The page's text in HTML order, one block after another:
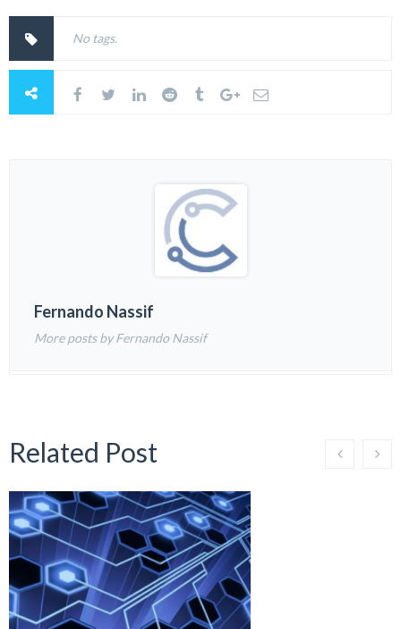
No tags.
Fernando Nassif
More posts by Fernando Nassif
Related Post